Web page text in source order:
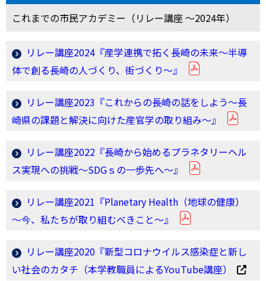
これまでの市民アカデミー（リレー講座 ～2024年）
リレー講座2024『産学連携で拓く長崎の未来～半導
体で創る長崎の人づくり、街づくり～』
リレー講座2023『これからの長崎の話をしよう～長
崎県の課題と解決に向けた産官学の取り組み～』
リレー講座2022『長崎から始めるプラネタリーヘル
ス実現への挑戦～SDGｓの一歩先へ～』
リレー講座2021『Planetary Health（地球の健康）
～今、私たちが取り組むべきこと～』
リレー講座2020『新型コロナウイルス感染症と新し
い社会のカタチ（本学教職員によるYouTube講座）